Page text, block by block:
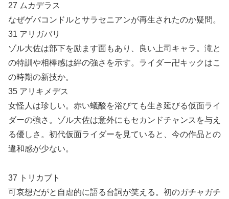
27 ムカデラス
なぜゲバコンドルとサラセニアンが再生されたのか疑問。
31 アリガバリ
ゾル大佐は部下を励ます面もあり、良い上司キャラ。滝と
の特訓や相棒感は絆の強さを示す。ライダー卍キックはこ
の時期の新技か。
35 アリキメデス
女怪人は珍しい。赤い蟻酸を浴びても生き延びる仮面ライ
ダーの強さ。ゾル大佐は意外にもセカンドチャンスを与え
る優しさ。初代仮面ライダーを見ていると、今の作品との
違和感が少ない。
37 トリカブト
可哀想だがと自虐的に語る台詞が笑える。初のガチャガチ